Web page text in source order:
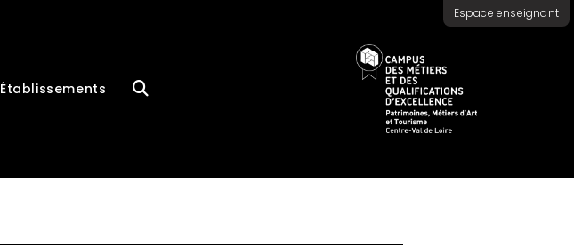
Établissements
Espace enseignant